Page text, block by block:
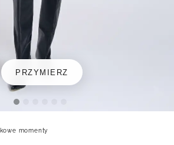
PRZYMIERZ
momenty